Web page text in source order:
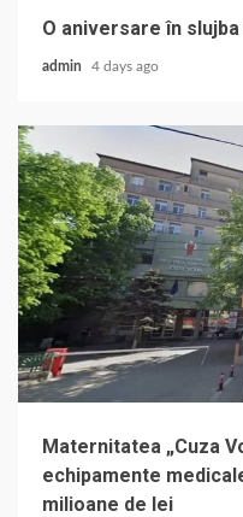
O aniversare în
admin 4 days ago
Maternitatea „Cuza
echipamente
milioane de lei